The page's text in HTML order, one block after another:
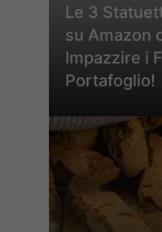
Le 3
su Amazon
Impazzire i
Portafoglio!